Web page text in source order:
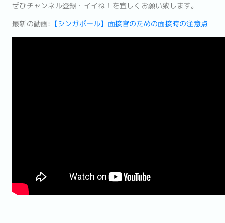
ぜひチャンネル登録・イイね！を宜しくお願い致します。
最新の動画: 【シンガポール】面接官のための面接時の注意点